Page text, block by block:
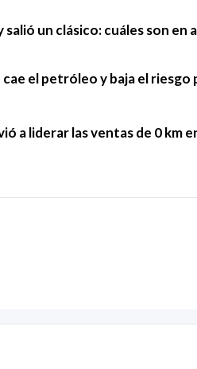
salió un clásico: cuáles son
el petróleo y baja el riesgo
a liderar las ventas de 0 km